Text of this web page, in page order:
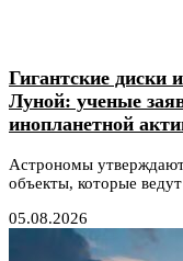
Гигантские диски
Луной: ученые
инопланетной
Астрономы
объекты, которые
05.08.2026